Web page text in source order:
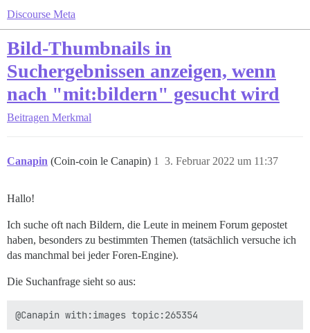
Discourse Meta
Bild-Thumbnails in
Suchergebnissen anzeigen, wenn
nach "mit:bildern" gesucht wird
Beitragen Merkmal
Canapin (Coin-coin le Canapin) 3. Februar 2022 um 11:37
1
Hallo!
Ich suche oft nach Bildern, die Leute in meinem Forum gepostet
haben, besonders zu bestimmten Themen (tatsächlich versuche ich
das manchmal bei jeder Foren-Engine).
Die Suchanfrage sieht so aus: